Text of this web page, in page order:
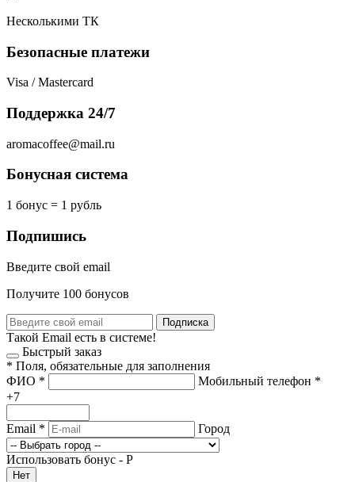
Несколькими ТК
Безопасные платежи
Visa / Mastercard
Поддержка 24/7
aromacoffee@mail.ru
Бонусная система
1 бонус = 1 рубль
Подпишись
Введите свой email
Получите 100 бонусов
Подписка
Такой Email есть в системе!
Быстрый заказ
* Поля, обязательные для заполнения
ФИО * Мобильный телефон *
+7
Email * Город
Использовать бонус - Р
Нет